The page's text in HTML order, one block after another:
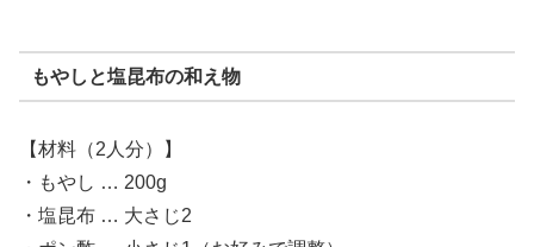
もやしと塩昆布の和え物
【材料（2人分）】
・もやし … 200g
・塩昆布 … 大さじ2